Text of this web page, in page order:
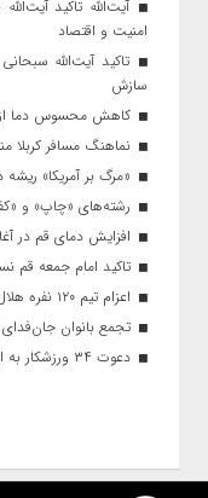
آیت‌الله تاکید
امنیت و اقتصاد
تاکید آیت‌الله‌
سازش
کاهش محسوس دما از
نماهنگ مسافر کربلا
«مرگ بر آمریکا»
رشته‌های «چاپ» و
افزایش دمای قم در
تاکید امام جمعه قم
اعزام تیم ۱۲۰ نفره هلال‌احمر قم به کربلا
تجمع بانوان جان‌فدای
دعوت ۳۴ ورزشکار به اردوهای تیم ملی